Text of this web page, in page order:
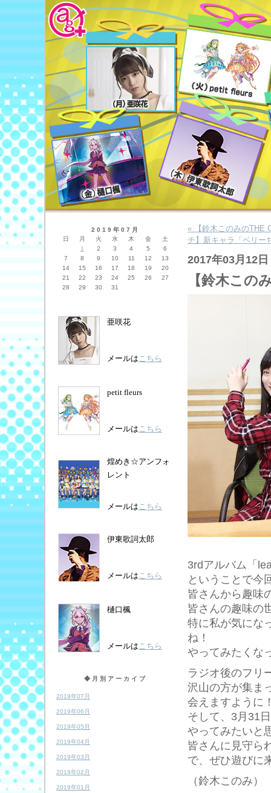
2019年07月
日
月 火 水 木 金
土
1
2 3 4 5
6
7
8 9 10 11 12
13
14
15 16 17 18 19
20
21
22 23 24 25 26
27
28
29 30 31
亜咲花
メールはこちら
petit fleurs
メールはこちら
煌めき☆アンフォ
レント
メールはこちら
伊東歌詞太郎
メールはこちら
樋口楓
メールはこちら
◆月別アーカイブ
2019年07月
2019年06月
2019年05月
2019年04月
2019年03月
2019年02月
2019年01月
« 【鈴木このみのTHE
チ】新キャラ「ベリー
2017年03月12日
【鈴木この
3rdアルバム「
ということで今
皆さんから趣味
皆さんの趣味の
特に私が気にな
ね！
やってみたくな
ラジオ後のフリ
沢山の方が集ま
会えますように
そして、3月31
やってみたいと
皆さんに見守ら
で、ぜひ遊びに
（鈴木このみ）